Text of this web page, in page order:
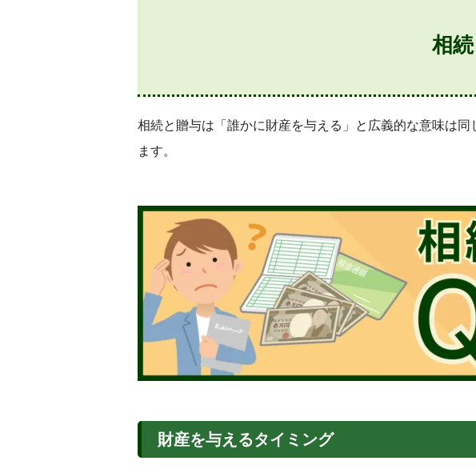
相
相続と贈与は「誰かに財産を与える」と広義的な意味は
ます。
財産を与えるタイミング